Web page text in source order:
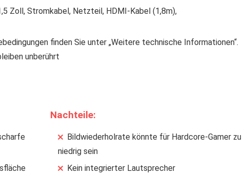
Zoll, Stromkabel, Netzteil, HDMI-Kabel (1,8m),
finden Sie unter „Weitere technische Informationen“.
unberührt
Nachteile:
Bildwiederholrate könnte für Hardcore-Gamer zu
niedrig sein
Kein integrierter Lautsprecher